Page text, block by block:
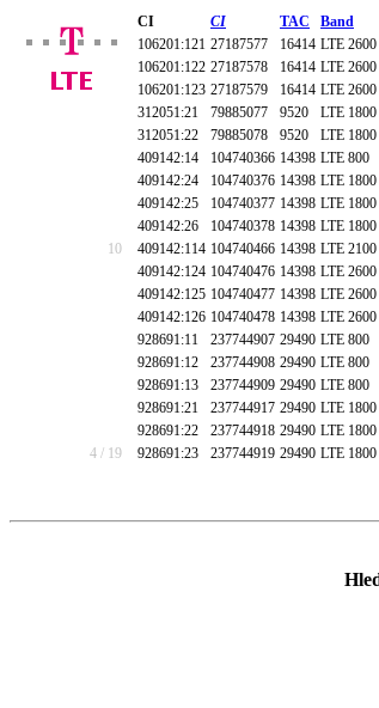
CI CI TAC Band
106201:121 27187577 16414 LTE 2600
106201:122 27187578 16414 LTE 2600
106201:123 27187579 16414 LTE 2600
312051:21
79885077 9520 LTE 1800
312051:22
79885078 9520 LTE 1800
409142:14
104740366 14398 LTE 800
409142:24
104740376 14398 LTE 1800
409142:25
104740377 14398 LTE 1800
409142:26
104740378 14398 LTE 1800
10
409142:114 104740466 14398 LTE 2100
409142:124 104740476 14398 LTE 2600
409142:125 104740477 14398 LTE 2600
409142:126 104740478 14398 LTE 2600
928691:11
237744907 29490 LTE 800
928691:12
237744908 29490 LTE 800
928691:13
237744909 29490 LTE 800
928691:21
237744917 29490 LTE 1800
928691:22
237744918 29490 LTE 1800
4 / 19
928691:23 237744919 29490 LTE 1800